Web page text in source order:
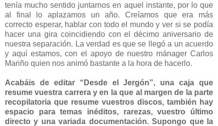
tenía mucho sentido juntarnos en aquel instante, por lo que
al final lo aplazamos un año. Creíamos que era más
correcto esperar, hablar con todo el mundo y ver si se podía
hacer una gira coincidiendo con el décimo aniversario de
nuestra separación. La verdad es que se llegó a un acuerdo
y aquí estamos, con el apoyo de nuestro mánager Carlos
Mariño quien nos animó bastante a la hora de hacerlo.
Acabáis de editar “Desde el Jergón”, una caja que
resume vuestra carrera y en la que al margen de la parte
recopilatoria que resume vuestros discos, también hay
espacio para temas inéditos, rarezas, vuestro último
directo y una variada documentación. Supongo que la